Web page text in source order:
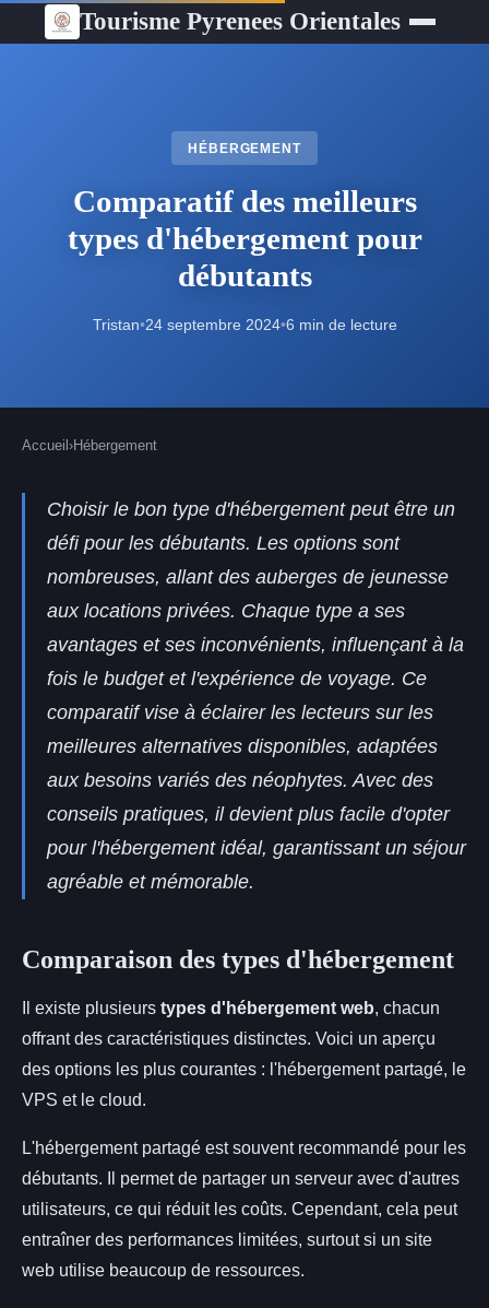
Tourisme Pyrenees Orientales
HÉBERGEMENT
Comparatif des meilleurs
types d'hébergement pour
débutants
Tristan•24 septembre 2024•6 min de lecture
Accueil ›Hébergement
Choisir le bon type d'hébergement peut être un
défi pour les débutants. Les options sont
nombreuses, allant des auberges de jeunesse
aux locations privées. Chaque type a ses
avantages et ses inconvénients, influençant à la
fois le budget et l'expérience de voyage. Ce
comparatif vise à éclairer les lecteurs sur les
meilleures alternatives disponibles, adaptées
aux besoins variés des néophytes. Avec des
conseils pratiques, il devient plus facile d'opter
pour l'hébergement idéal, garantissant un séjour
agréable et mémorable.
Comparaison des types d'hébergement
Il existe plusieurs types d'hébergement web, chacun
offrant des caractéristiques distinctes. Voici un aperçu
des options les plus courantes : l'hébergement partagé, le
VPS et le cloud.
L'hébergement partagé est souvent recommandé pour les
débutants. Il permet de partager un serveur avec d'autres
utilisateurs, ce qui réduit les coûts. Cependant, cela peut
entraîner des performances limitées, surtout si un site
web utilise beaucoup de ressources.